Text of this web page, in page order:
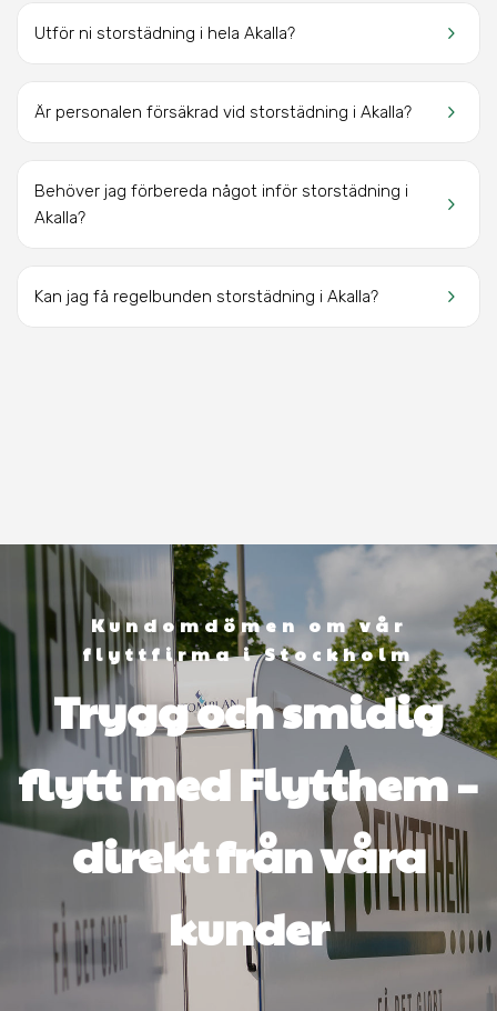
keyboard_arrow_right
Utför ni storstädning i hela Akalla?
keyboard_arrow_right
Är personalen försäkrad vid storstädning i Akalla?
keyboard_arrow_right
Behöver jag förbereda något inför storstädning i
Akalla?
keyboard_arrow_right
Kan jag få regelbunden storstädning i Akalla?
Kundomdömen om vår
flyttfirma i Stockholm
Trygg och smidig
flytt med Flytthem –
direkt från våra
kunder